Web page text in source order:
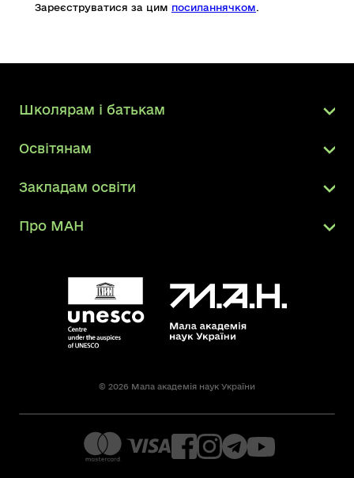
Зареєструватися за цим посиланнячком.
© 2026 Мала академія наук України
Школярам і батькам
Освітянам
Закладам освіти
Про МАН